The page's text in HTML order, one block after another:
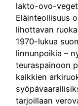
lakto-ovo-
Eläinteollisuus
lihottavan
1970-lukua
linnunpoikia –
teuraspainoon
kaikkien
tarjoillaan